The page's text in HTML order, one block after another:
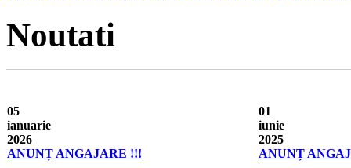
Noutati
05
ianuarie
2026
ANUNȚ ANGAJARE !!!
01
iunie
2025
ANUNȚ